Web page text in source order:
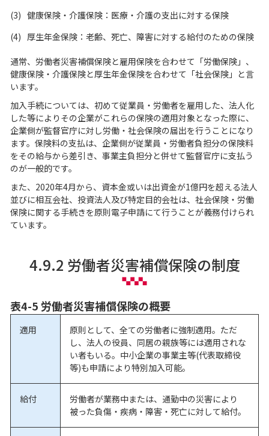
(3) 健康保険・介護保険：医療・介護の支出に対する保険
(4) 厚生年金保険：老齢、死亡、障害に対する給付のための保険
通常、労働者災害補償保険と雇用保険を合わせて「労働保険」、
健康保険・介護保険と厚生年金保険を合わせて「社会保険」と言
います。
加入手続については、初めて従業員・労働者を雇用した、法人化
した等によりその企業がこれらの保険の適用対象となった際に、
企業側が監督官庁に対し労働・社会保険の届出を行うことになり
ます。保険料の支払は、企業側が従業員・労働者負担分の保険料
をその給与から差引き、事業主負担分と併せて監督官庁に支払う
のが一般的です。
また、2020年4月から、資本金或いは出資金が1億円を超える法人
並びに相互会社、投資法人及び特定目的会社は、社会保険・労働
保険に関する手続きを原則電子申請にて行うことが義務付けられ
ています。
4.9.2 労働者災害補償保険の制度
表4-5 労働者災害補償保険の概要
適用
原則として、全ての労働者に強制適用。ただ
し、法人の役員、同居の親族等には適用されな
い者もいる。中小企業の事業主等(代表取締役
等)も申請により特別加入可能。
給付
労働者が業務中または、通勤中の災害により
被った負傷・疾病・障害・死亡に対して給付。